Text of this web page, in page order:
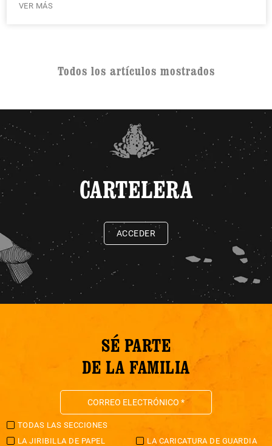
VER MÁS
Todos los artículos mostrados
CARTELERA
ACCEDER
SÉ PARTE
DE LA FAMILIA
TODAS LAS SECCIONES
LA JIRIBILLA DE PAPEL
LA CARICATURA DE GUARDIA